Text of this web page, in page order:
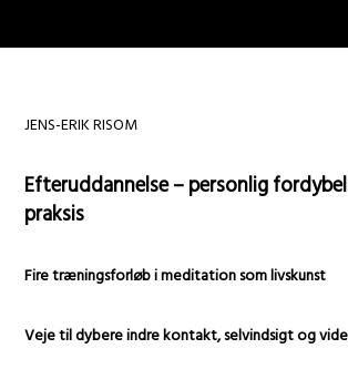
JENS-ERIK RISOM
Efteruddannelse – personlig
praksis
Fire træningsforløb i meditation som livskunst
Veje til dybere indre kontakt, selvindsigt og